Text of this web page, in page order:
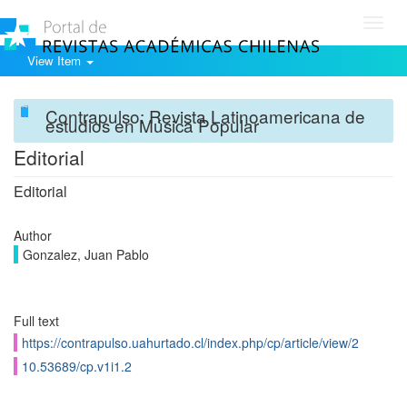
View Item
Contrapulso: Revista Latinoamericana de
estudios en Música Popular
Editorial
Editorial
Author
Gonzalez, Juan Pablo
Full text
https://contrapulso.uahurtado.cl/index.php/cp/article/view/2
10.53689/cp.v1i1.2